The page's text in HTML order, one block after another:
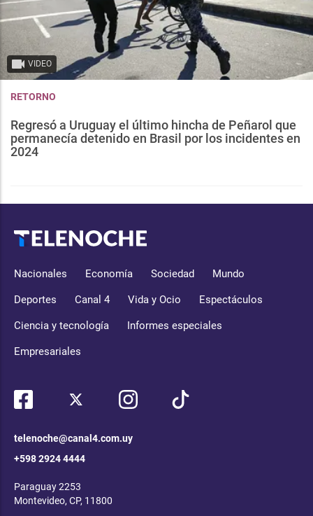
VIDEO
RETORNO
Regresó a Uruguay el último hincha de Peñarol que
permanecía detenido en Brasil por los incidentes en
2024
Nacionales Economía Sociedad Mundo
Deportes Canal 4 Vida y Ocio Espectáculos
Ciencia y tecnología Informes especiales
Empresariales
telenoche@canal4.com.uy
+598 2924 4444
Paraguay 2253
Montevideo, CP, 11800